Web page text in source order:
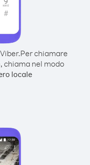
Per chiamare
chiama nel modo
locale